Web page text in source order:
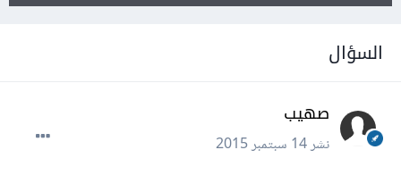
السؤال
صهيب
نشر14 سبتمبر 2015